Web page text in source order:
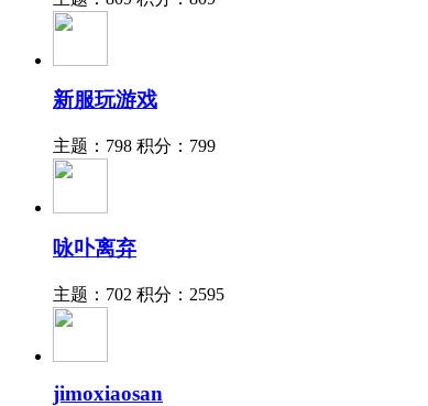
新服玩游戏
主题：798 积分：799
咏卟离弃
主题：702 积分：2595
jimoxiaosan